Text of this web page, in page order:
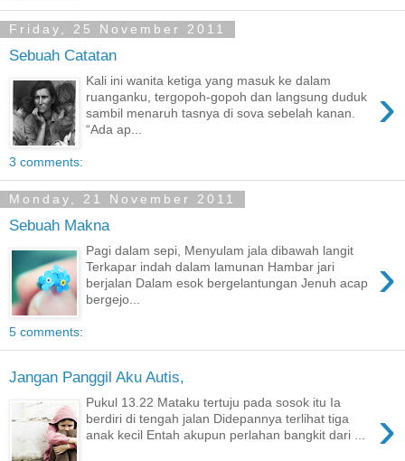
Friday, 25 November 2011
Sebuah Catatan
›
Kali ini wanita ketiga yang masuk ke dalam
ruanganku, tergopoh-gopoh dan langsung duduk
sambil menaruh tasnya di sova sebelah kanan.
“Ada ap...
3 comments:
Monday, 21 November 2011
Sebuah Makna
›
Pagi dalam sepi, Menyulam jala dibawah langit
Terkapar indah dalam lamunan Hambar jari
berjalan Dalam esok bergelantungan Jenuh acap
bergejo...
5 comments:
Jangan Panggil Aku Autis,
›
Pukul 13.22 Mataku tertuju pada sosok itu Ia
berdiri di tengah jalan Didepannya terlihat tiga
anak kecil Entah akupun perlahan bangkit dari ...